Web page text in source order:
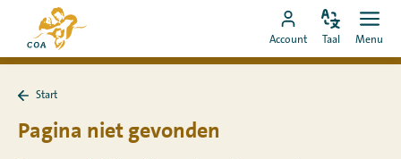
naar
content
Naar
de
startpagina
MyCOA
Ga
naar
Account
Pas
taal
Taal Menu
Start
Start
Pagina niet gevonden